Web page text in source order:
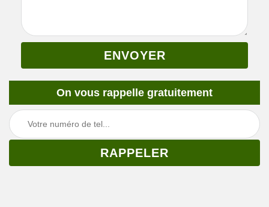
On vous rappelle gratuitement